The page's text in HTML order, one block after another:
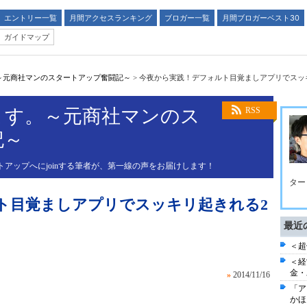
エントリー一覧 月間アクセスランキング ブロガー一覧
月間ブロガーベスト30
ガイドマップ
商社マンのスタートアップ奮闘記～ > 今夜から実践！デフォルト目覚ましアプリでス
RSS
。～元商社マンのス
ップへにjoinする筆者が、第一線の声をお届けします！
目覚ましアプリでスッキリ起きれる2
» 2014/11/16
タ
最近
＜
＜
金
「
か